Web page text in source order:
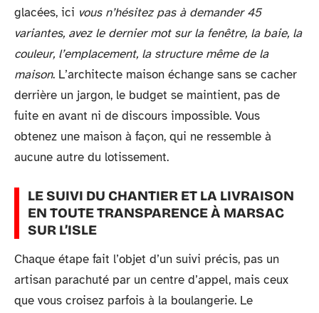
glacées, ici vous n’hésitez pas à demander 45
variantes, avez le dernier mot sur la fenêtre, la baie, la
couleur, l’emplacement, la structure même de la
maison. L’architecte maison échange sans se cacher
derrière un jargon, le budget se maintient, pas de
fuite en avant ni de discours impossible. Vous
obtenez une maison à façon, qui ne ressemble à
aucune autre du lotissement.
LE SUIVI DU CHANTIER ET LA LIVRAISON
EN TOUTE TRANSPARENCE À MARSAC
SUR L’ISLE
Chaque étape fait l’objet d’un suivi précis, pas un
artisan parachuté par un centre d’appel, mais ceux
que vous croisez parfois à la boulangerie. Le